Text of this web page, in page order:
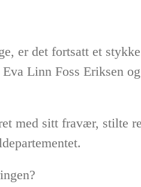
er det fortsatt et
Linn Foss Eriksen
med sitt fravær, stilte